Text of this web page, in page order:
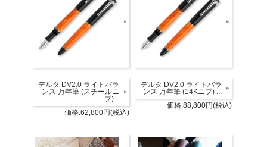
デルタ DV2.0 ライトバラ
ンス 万年筆 (スチールニ
ブ)...
価格:62,800円(税込)
デルタ DV2.0 ライトバラ
ンス 万年筆 (14Kニブ) ...
価格:88,800円(税込)